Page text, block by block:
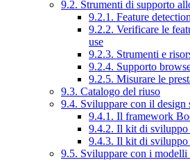
9.2. Strumenti di supporto
9.2.1. Feature detection
9.2.2. Verificare le
use
9.2.3. Strumenti e
9.2.4. Supporto
9.2.5. Misurare le
9.3. Catalogo del riuso
9.4. Sviluppare con il design
9.4.1. Il framework
9.4.2. Il kit di sviluppo
9.4.3. Il kit di
9.5. Sviluppare con i modelli